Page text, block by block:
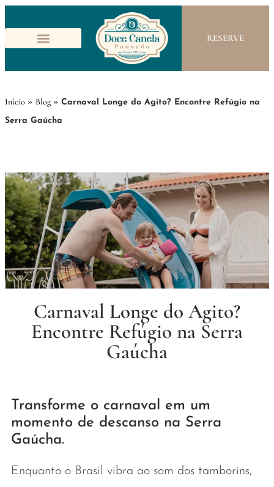
RESERVE
Início » Blog » Carnaval Longe do Agito? Encontre Refúgio na
Serra Gaúcha
Carnaval Longe do Agito?
Encontre Refúgio na Serra
Gaúcha
Transforme o carnaval em um
momento de descanso na Serra
Gaúcha.
Enquanto o Brasil vibra ao som dos tamborins,